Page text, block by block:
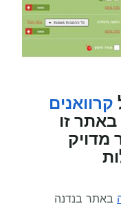
קרוואנים
זו
מדויק
באתר בנדנה